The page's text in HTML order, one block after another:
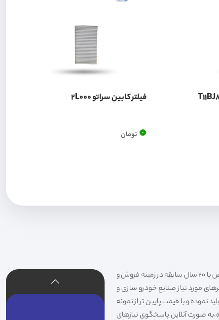
فیلتر کابین سراتو 2L000
0 تومان
فیلتر شکری تهیه و توزیع کننده انواع فیلتر خودروهای سواری،سنگین،راهسازی و دستگاه های صنعتی و فیلتر های خاص با 20 سال سابقه در زمینه فروش و
مورد نیاز صنایع خودرو سازی و
نموده و با قیمت پایین تر از نمونه
صورت آنلاین پاسخگوی نیازهای